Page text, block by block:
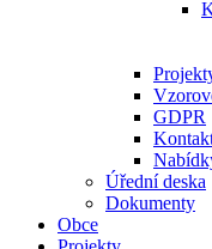
GDPR
Úřední deska
Dokumenty
Obce